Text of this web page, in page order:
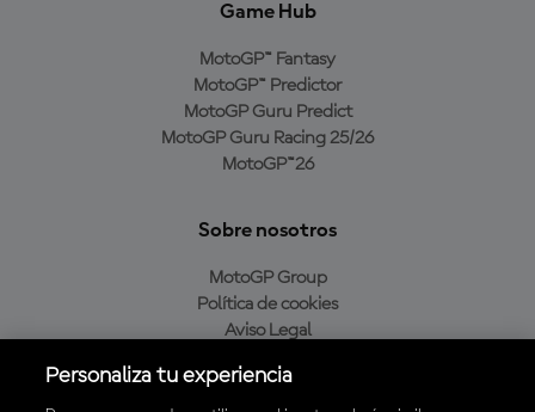
Game Hub
MotoGP™ Fantasy
MotoGP™ Predictor
MotoGP Guru Predict
MotoGP Guru Racing 25/26
MotoGP™26
Sobre nosotros
MotoGP Group
Política de cookies
Aviso Legal
Política de compra
Personaliza tu experiencia